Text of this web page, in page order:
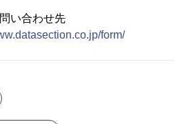
い合わせ先
form/